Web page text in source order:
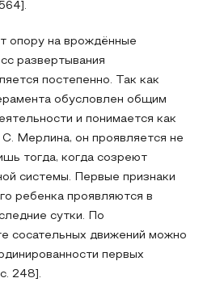
опору на врождённые
развертывания
постепенно. Так как
обусловлен общим
и понимается как
Мeрлина, он проявляется не
тогда, когда созреют
системы. Первые признаки
ребенка проявляются в
сутки. По
сосательных движений можно
первых
248].